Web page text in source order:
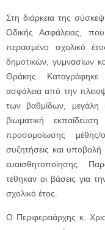
Στη διάρκεια της
Οδικής Ασφάλειας, που
περασμένο σχολικό
δημοτικών, γυμνασίων
Θράκης. Καταγράφηκε
ασφάλεια από την
των βαθμίδων, μεγάλη
βιωματική
προσομοίωσης
συζητήσεις και
ευαισθητοποίησης.
τέθηκαν οι βάσεις για
σχολικό έτος.
Ο Περιφερειάρχης κ.